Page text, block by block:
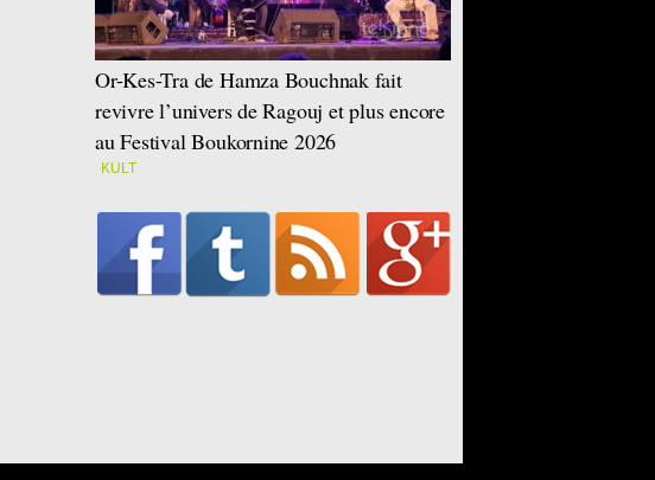
Or-Kes-Tra de Hamza Bouchnak fait
revivre l’univers de Ragouj et plus encore
au Festival Boukornine 2026
KULT